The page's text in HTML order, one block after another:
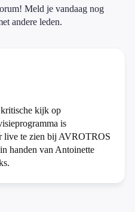
Meld je vandaag nog
andere leden.
kijk op
is
live te zien bij AVROTROS
handen van Antoinette